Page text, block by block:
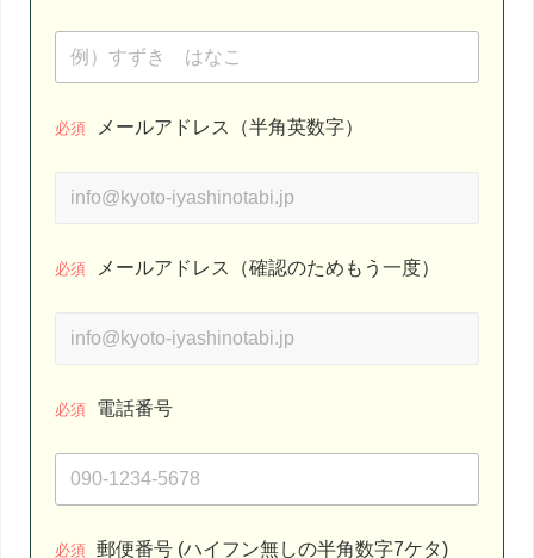
必須 メールアドレス（半角英数字）
必須 メールアドレス（確認のためもう一度）
必須 電話番号
必須 郵便番号 (ハイフン無しの半角数字7ケタ)